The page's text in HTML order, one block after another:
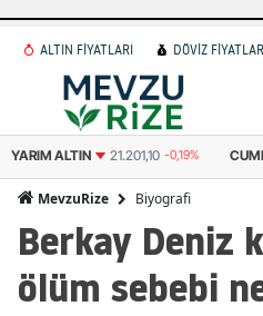
ALTIN FİYATLARI DÖVİZ
CUMHURIYET ALTINI 43.729,00 1,77%
MevzuRize Biyografi
Berkay Deniz
ölüm sebebi